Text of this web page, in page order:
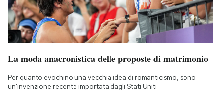
La moda anacronistica delle proposte di matrimonio
Per quanto evochino una vecchia idea di romanticismo, sono
un'invenzione recente importata dagli Stati Uniti